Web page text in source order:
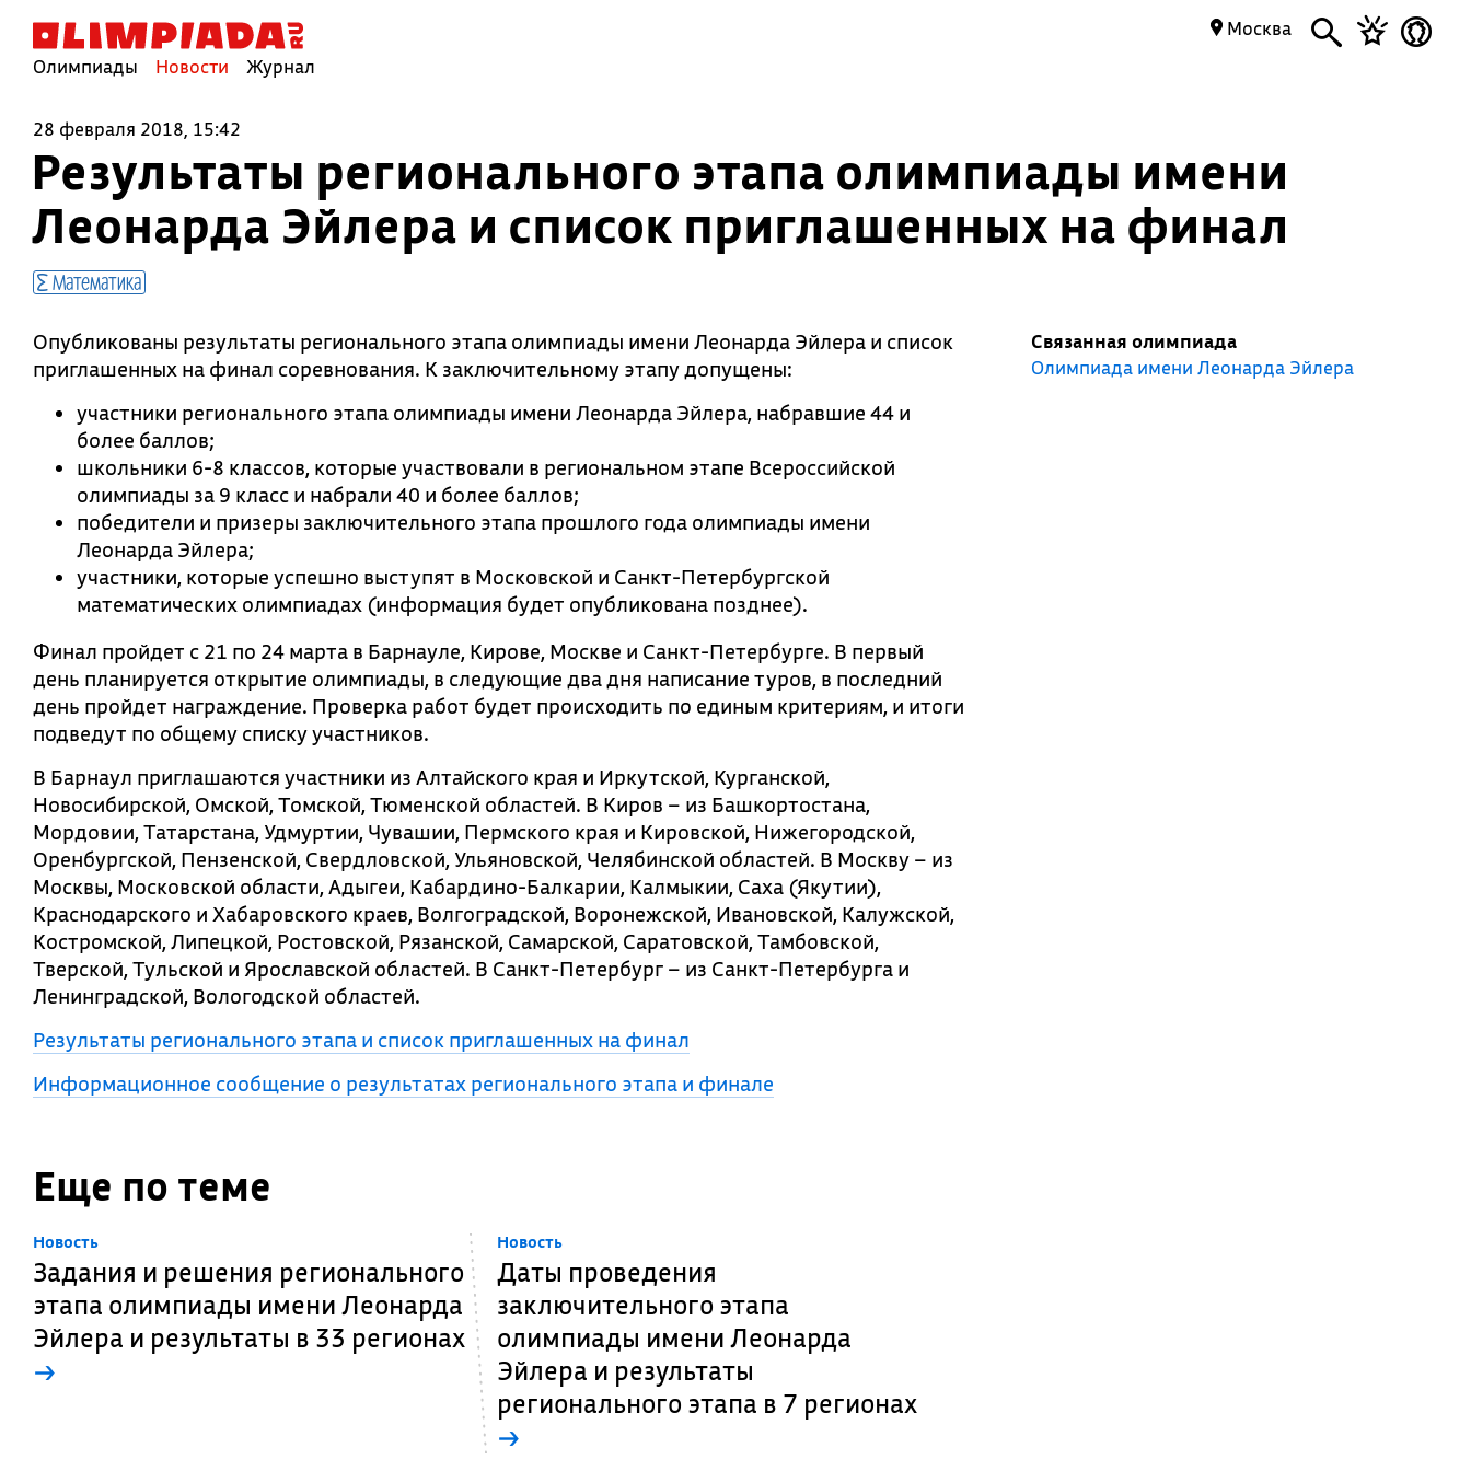
Олимпиады Новости Журнал
Москва
28 февраля 2018, 15:42
Результаты регионального этапа олимпиады имени
Леонарда Эйлера и список приглашенных на финал
Математика
Опубликованы результаты регионального этапа олимпиады имени Леонарда Эйлера и список
приглашенных на финал соревнования. К заключительному этапу допущены:
участники регионального этапа олимпиады имени Леонарда Эйлера, набравшие 44 и
более баллов;
школьники 6-8 классов, которые участвовали в региональном этапе Всероссийской
олимпиады за 9 класс и набрали 40 и более баллов;
победители и призеры заключительного этапа прошлого года олимпиады имени
Леонарда Эйлера;
участники, которые успешно выступят в Московской и Санкт-Петербургской
математических олимпиадах (информация будет опубликована позднее).
Финал пройдет с 21 по 24 марта в Барнауле, Кирове, Москве и Санкт-Петербурге. В первый
день планируется открытие олимпиады, в следующие два дня написание туров, в последний
день пройдет награждение. Проверка работ будет происходить по единым критериям, и итоги
подведут по общему списку участников.
В Барнаул приглашаются участники из Алтайского края и Иркутской, Курганской,
Новосибирской, Омской, Томской, Тюменской областей. В Киров – из Башкортостана,
Мордовии, Татарстана, Удмуртии, Чувашии, Пермского края и Кировской, Нижегородской,
Оренбургской, Пензенской, Свердловской, Ульяновской, Челябинской областей. В Москву – из
Москвы, Московской области, Адыгеи, Кабардино-Балкарии, Калмыкии, Саха (Якутии),
Краснодарского и Хабаровского краев, Волгоградской, Воронежской, Ивановской, Калужской,
Костромской, Липецкой, Ростовской, Рязанской, Самарской, Саратовской, Тамбовской,
Тверской, Тульской и Ярославской областей. В Санкт-Петербург – из Санкт-Петербурга и
Ленинградской, Вологодской областей.
Результаты регионального этапа и список приглашенных на финал
Информационное сообщение о результатах регионального этапа и финале
Связанная олимпиада
Олимпиада имени Леонарда Эйлера
Еще по теме
Новость
Задания и решения регионального
этапа олимпиады имени Леонарда
Эйлера и результаты в 33 регионах
→
Новость
Даты проведения
заключительного этапа
олимпиады имени Леонарда
Эйлера и результаты
регионального этапа в 7 регионах
→